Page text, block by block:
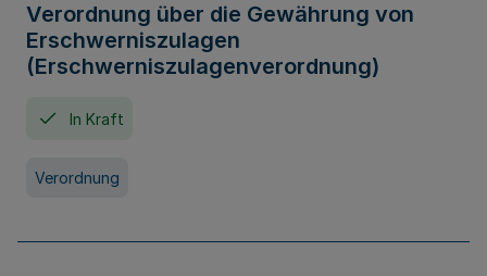
Verordnung über die Gewährung von
Erschwerniszulagen
(Erschwerniszulagenverordnung)
In Kraft
Verordnung